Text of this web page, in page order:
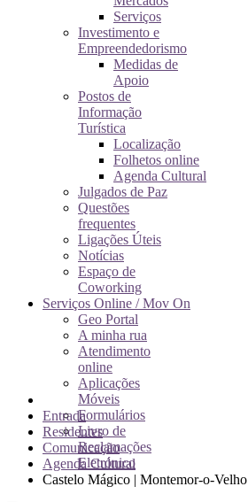
Serviços
Investimento e
Empreendedorismo
Medidas de
Apoio
Postos de
Informação
Turística
Localização
Folhetos online
Agenda Cultural
Julgados de Paz
Questões
frequentes
Ligações Úteis
Notícias
Espaço de
Coworking
Serviços Online / Mov On
Geo Portal
A minha rua
Atendimento
online
Aplicações
Móveis
Formulários
Livro de
Reclamações
Eletrónico
Entrada
Residentes
Comunicação
Agenda Cultural
Castelo Mágico | Montemor-o-Velho